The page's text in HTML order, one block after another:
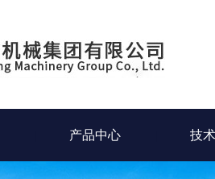
产品中心 技